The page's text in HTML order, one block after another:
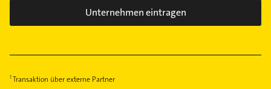
Unternehmen eintragen
Transaktion über externe Partner